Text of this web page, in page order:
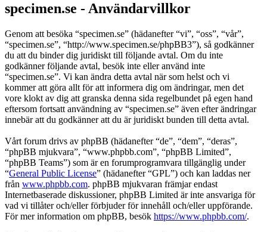
specimen.se - Användarvillkor
Genom att besöka “specimen.se” (hädanefter “vi”, “oss”, “vår”,
“specimen.se”, “http://www.specimen.se/phpBB3”), så godkänner
du att du binder dig juridiskt till följande avtal. Om du inte
godkänner följande avtal, besök inte eller använd inte
“specimen.se”. Vi kan ändra detta avtal när som helst och vi
kommer att göra allt för att informera dig om ändringar, men det
vore klokt av dig att granska denna sida regelbundet på egen hand
eftersom fortsatt användning av “specimen.se” även efter ändringar
innebär att du godkänner att du är juridiskt bunden till detta avtal.
Vårt forum drivs av phpBB (hädanefter “de”, “dem”, “deras”,
“phpBB mjukvara”, “www.phpbb.com”, “phpBB Limited”,
“phpBB Teams”) som är en forumprogramvara tillgänglig under
“General Public License” (hädanefter “GPL”) och kan laddas ner
från www.phpbb.com. phpBB mjukvaran främjar endast
Internetbaserade diskussioner, phpBB Limited är inte ansvariga för
vad vi tillåter och/eller förbjuder för innehåll och/eller uppförande.
För mer information om phpBB, besök https://www.phpbb.com/.